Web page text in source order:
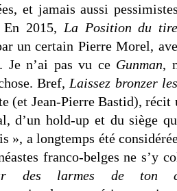
et jamais aussi
2015, La Position du
un certain Pierre Morel,
Je n’ai pas vu ce Gunman,
Bref, Laissez bronzer
(et Jean-Pierre Bastid),
d’un hold-up et du siège
», a longtemps été
franco-belges ne s’y
des larmes de ton